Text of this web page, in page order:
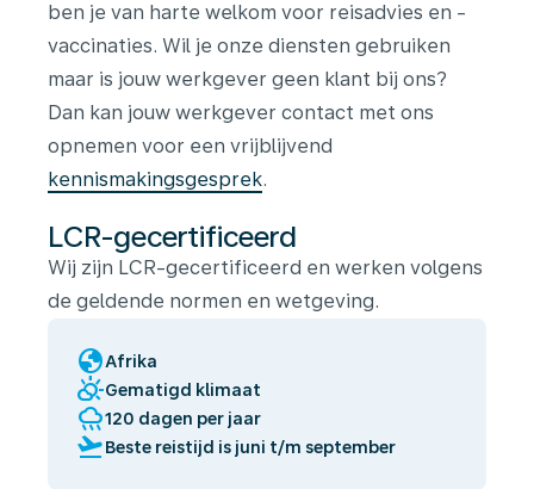
ben je van harte welkom voor reisadvies en -
vaccinaties. Wil je onze diensten gebruiken
maar is jouw werkgever geen klant bij ons?
Dan kan jouw werkgever contact met ons
opnemen voor een vrijblijvend
kennismakingsgesprek.
LCR-gecertificeerd
Wij zijn LCR-gecertificeerd en werken volgens
de geldende normen en wetgeving.
globeAfrika
partly_cloudy_dayGematigd klimaat
rainy120 dagen per jaar
flight_takeoffBeste reistijd is juni t/m september